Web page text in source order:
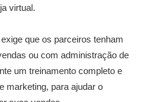
virtual.
que os parceiros tenham
ou com administração de
um treinamento completo e
marketing, para ajudar o